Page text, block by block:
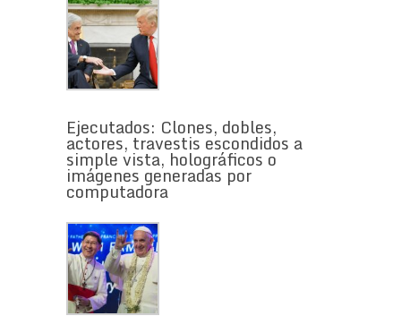
Ejecutados: Clones, dobles,
actores, travestis escondidos a
simple vista, holográficos o
imágenes generadas por
computadora